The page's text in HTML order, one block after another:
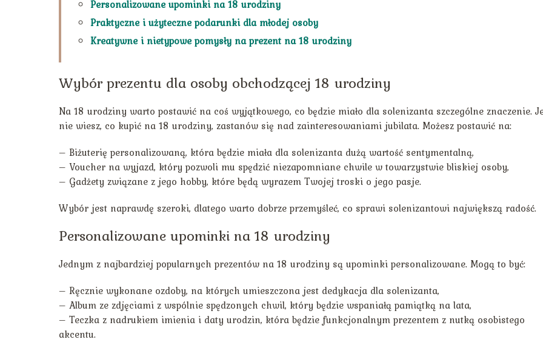
Personalizowane upominki na 18 urodziny
Praktyczne i użyteczne podarunki dla młodej osoby
Kreatywne i nietypowe pomysły na prezent na 18 urodziny
Wybór prezentu dla osoby obchodzącej 18 urodziny
Na 18 urodziny warto postawić na coś wyjątkowego, co będzie miało dla solenizanta szczególne znaczenie.
nie wiesz, co kupić na 18 urodziny, zastanów się nad zainteresowaniami jubilata. Możesz postawić na:
– Biżuterię personalizowaną, która będzie miała dla solenizanta dużą wartość sentymentalną,
– Voucher na wyjazd, który pozwoli mu spędzić niezapomniane chwile w towarzystwie bliskiej osoby,
– Gadżety związane z jego hobby, które będą wyrazem Twojej troski o jego pasje.
Wybór jest naprawdę szeroki, dlatego warto dobrze przemyśleć, co sprawi solenizantowi największą radość.
Personalizowane upominki na 18 urodziny
Jednym z najbardziej popularnych prezentów na 18 urodziny są upominki personalizowane. Mogą to być:
– Ręcznie wykonane ozdoby, na których umieszczona jest dedykacja dla solenizanta,
– Album ze zdjęciami z wspólnie spędzonych chwil, który będzie wspaniałą pamiątką na lata,
– Teczka z nadrukiem imienia i daty urodzin, która będzie funkcjonalnym prezentem z nutką osobistego
akcentu.